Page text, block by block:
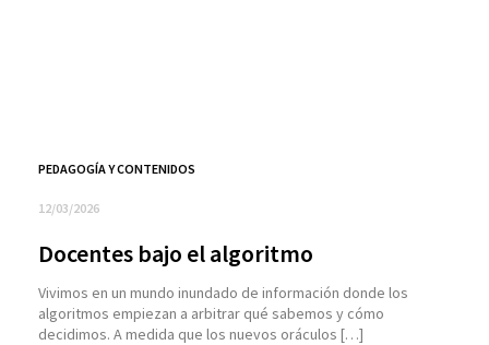
PEDAGOGÍA Y CONTENIDOS
12/03/2026
Docentes bajo el algoritmo
Vivimos en un mundo inundado de información donde los
algoritmos empiezan a arbitrar qué sabemos y cómo
decidimos. A medida que los nuevos oráculos […]